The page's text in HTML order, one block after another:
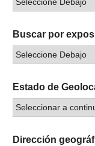
Buscar por
Estado de
Dirección